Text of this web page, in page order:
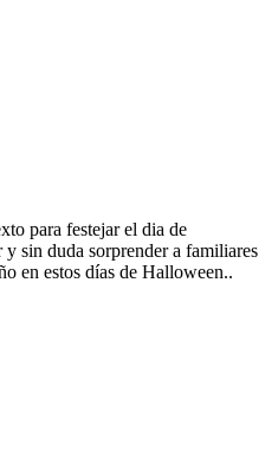
para festejar el dia de
sin duda sorprender a familiares
en estos días de Halloween..